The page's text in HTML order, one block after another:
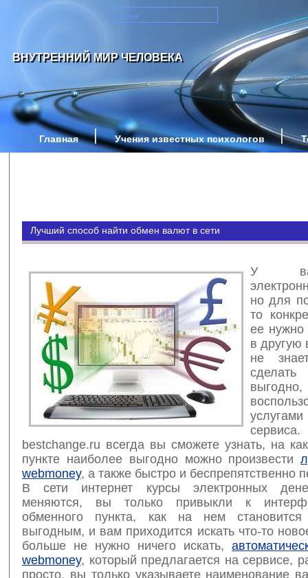
ВНУТРЕННИЙ МИР ЧЕЛОВЕКА
Главная Учения известных психологов
Лучший способ найти обмен валют в сети
У
но для
то
ее нужно
в другую
не
bestchange.ru всегда вы сможете узнать, на
пункте наиболее выгодно можно произвести
webmoney, а также быстро и беспрепятственно
В сети интернет курсы электронных
меняются, вы только привыкли к
обменного пункта, как на нем
выгодным, и вам приходится искать что-то
больше не нужно ничего искать,
webmoney, который предлагается на сервисе,
просто, вы только указываете наименование